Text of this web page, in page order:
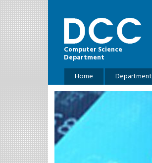
Skip to main content
Computer Science
Department
Main menu
Home Department